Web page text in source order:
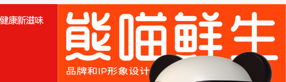
中医 + 现代视
新消费品牌策划、内衣品牌设计、内衣VI设计、内衣Logo设计